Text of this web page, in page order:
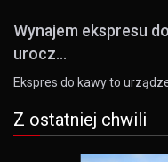
Wynajem ekspresu
urocz...
Ekspres do kawy to
Z ostatniej chwili